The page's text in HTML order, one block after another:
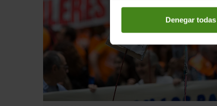
Denegar todas